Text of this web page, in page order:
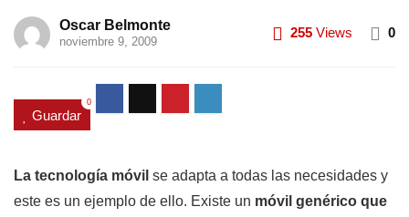
Oscar Belmonte
noviembre 9, 2009
255 Views 0
Guardar
0
La tecnología móvil se adapta a todas las necesidades y
este es un ejemplo de ello. Existe un móvil genérico que